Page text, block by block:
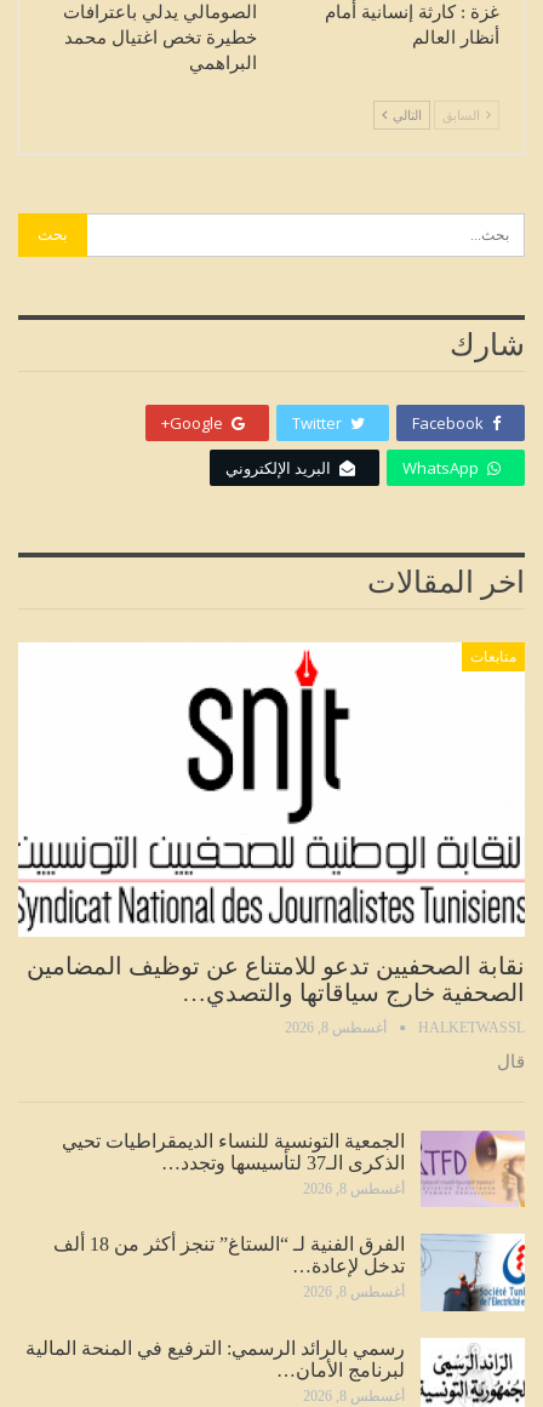
غزة : كارثة إنسانية أمام
أنظار العالم
الصومالي يدلي باعترافات
خطيرة تخص اغتيال محمد
البراهمي
السابق التالي
شارك
Facebook
Twitter
Google+
WhatsApp البريد الإلكتروني
اخر المقالات
متابعات
نقابة الصحفيين تدعو للامتناع عن توظيف المضامين
الصحفية خارج سياقاتها والتصدي…
HALKETWASSL أغسطس 8, 2026
قال
الجمعية التونسية للنساء الديمقراطيات تحيي
الذكرى الـ37 لتأسيسها وتجدد…
أغسطس 8, 2026
الفرق الفنية لـ “الستاغ” تنجز أكثر من 18 ألف
تدخل لإعادة…
أغسطس 8, 2026
رسمي بالرائد الرسمي: الترفيع في المنحة المالية
لبرنامج الأمان…
أغسطس 8, 2026